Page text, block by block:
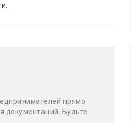
прямо
документаций. Будьте